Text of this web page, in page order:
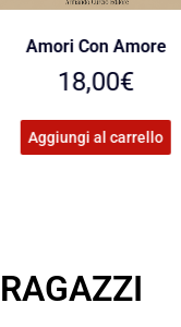
16,90
Aggiungi al carrello
RAGAZZI